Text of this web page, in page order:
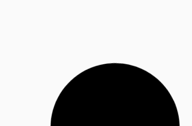
PROJECT APPELSCHA
Bekijk voorbeelden